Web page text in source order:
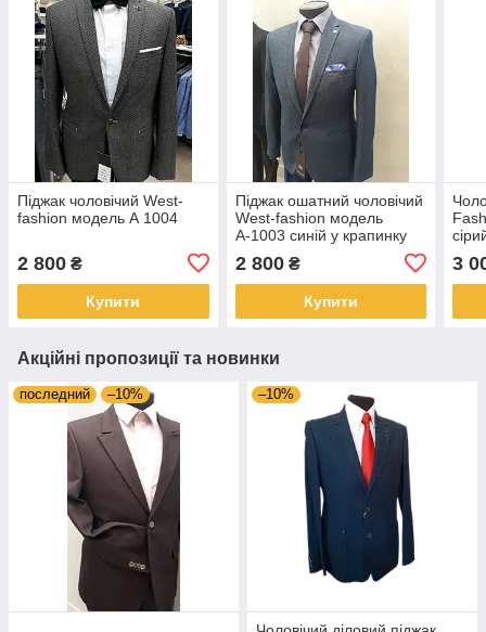
Піджак чоловічий West-
fashion модель А 1004
2 800 ₴
Купити
Піджак ошатний чоловічий
West-fashion модель
А-1003 синій у крапинку
2 800₴
Купити
3
Акційні пропозиції та новинки
последний –10% –10%